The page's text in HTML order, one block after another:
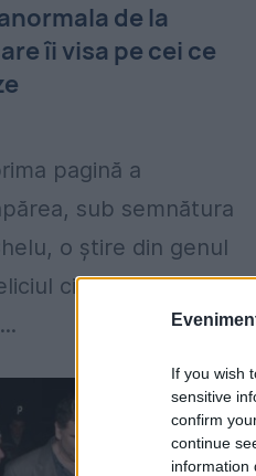
If you wish
sensitive
confirm
continue
information
de la
îi visa pe cei ce
pagină a
sub semnătura
o știre din genul
cititorilor din acea